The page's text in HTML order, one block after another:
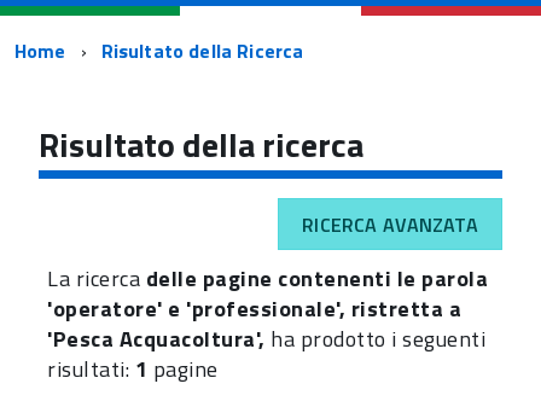
Percorso
navigazione
Home Risultato della Ricerca
Risultato della ricerca
RICERCA AVANZATA
La ricerca delle pagine contenenti le parola
'operatore' e 'professionale', ristretta a
'Pesca Acquacoltura', ha prodotto i seguenti
risultati: 1 pagine